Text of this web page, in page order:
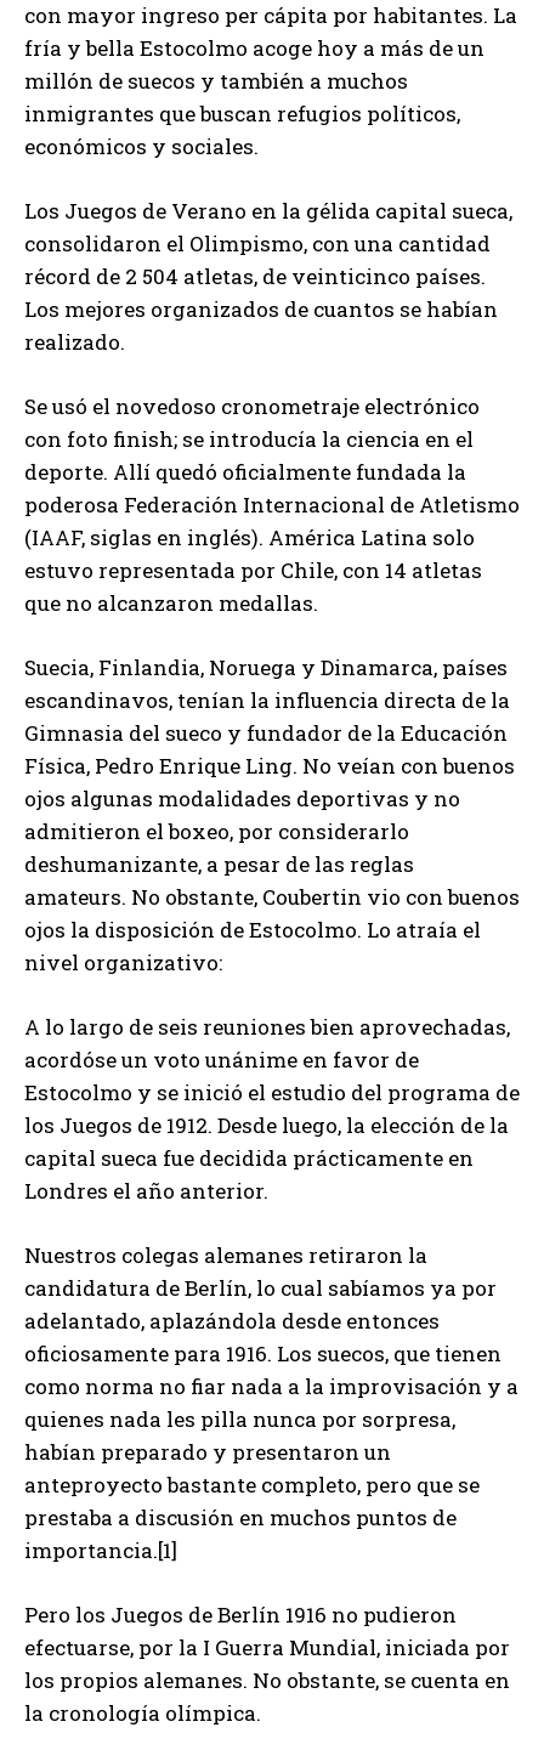
con mayor ingreso per cápita por habitantes. La
fría y bella Estocolmo acoge hoy a más de un
millón de suecos y también a muchos
inmigrantes que buscan refugios políticos,
económicos y sociales.
Los Juegos de Verano en la gélida capital sueca,
consolidaron el Olimpismo, con una cantidad
récord de 2 504 atletas, de veinticinco países.
Los mejores organizados de cuantos se habían
realizado.
Se usó el novedoso cronometraje electrónico
con foto finish; se introducía la ciencia en el
deporte. Allí quedó oficialmente fundada la
poderosa Federación Internacional de Atletismo
(IAAF, siglas en inglés). América Latina solo
estuvo representada por Chile, con 14 atletas
que no alcanzaron medallas.
Suecia, Finlandia, Noruega y Dinamarca, países
escandinavos, tenían la influencia directa de la
Gimnasia del sueco y fundador de la Educación
Física, Pedro Enrique Ling. No veían con buenos
ojos algunas modalidades deportivas y no
admitieron el boxeo, por considerarlo
deshumanizante, a pesar de las reglas
amateurs. No obstante, Coubertin vio con buenos
ojos la disposición de Estocolmo. Lo atraía el
nivel organizativo:
A lo largo de seis reuniones bien aprovechadas,
acordóse un voto unánime en favor de
Estocolmo y se inició el estudio del programa de
los Juegos de 1912. Desde luego, la elección de la
capital sueca fue decidida prácticamente en
Londres el año anterior.
Nuestros colegas alemanes retiraron la
candidatura de Berlín, lo cual sabíamos ya por
adelantado, aplazándola desde entonces
oficiosamente para 1916. Los suecos, que tienen
como norma no fiar nada a la improvisación y a
quienes nada les pilla nunca por sorpresa,
habían preparado y presentaron un
anteproyecto bastante completo, pero que se
prestaba a discusión en muchos puntos de
importancia.[1]
Pero los Juegos de Berlín 1916 no pudieron
efectuarse, por la I Guerra Mundial, iniciada por
los propios alemanes. No obstante, se cuenta en
la cronología olímpica.